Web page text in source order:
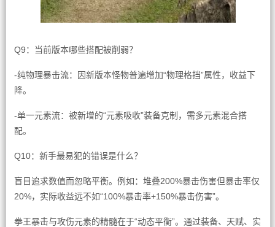
Q9：当前版本哪些搭配被削弱？
-纯物理暴击流：因新版本怪物普遍增加“物理格挡”属性，收益下
降。
-单一元素流：被新增的“元素吸收”装备克制，需多元素混合搭
配。
Q10：新手最易犯的错误是什么？
盲目追求数值而忽略平衡。例如：堆叠200%暴击伤害但暴击率仅
20%，实际收益远不如“100%暴击率+150%暴击伤害”。
拳王暴击与攻伤元素的精髓在于“动态平衡”。通过装备、天赋、实